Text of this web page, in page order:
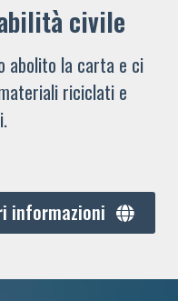
civile
abolito la carta e ci
riciclati e
informazioni